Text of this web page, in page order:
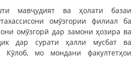
мавҷудият ва ҳолати базаи
омӯзгории филиал ба
омӯзгорӣ дар замони ҳозира ва
дар сурати ҳалли мусбат ва
Кӯлоб, мо мондани факултетҳои